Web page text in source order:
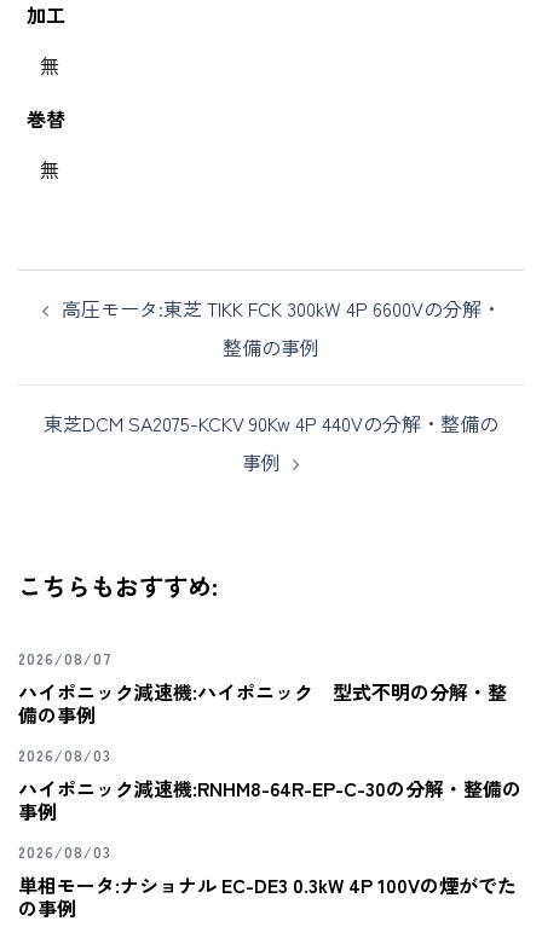
加工
無
巻替
無
高圧モータ:東芝 TIKK FCK 300kW 4P 6600Vの分解・
整備の事例
東芝DCM SA2075-KCKV 90Kw 4P 440Vの分解・整備の
事例
こちらもおすすめ:
2026/08/07
ハイポニック減速機:ハイポニック 型式不明の分解・整
備の事例
2026/08/03
ハイポニック減速機:RNHM8-64R-EP-C-30の分解・整備の
事例
2026/08/03
単相モータ:ナショナル EC-DE3 0.3kW 4P 100Vの煙がでた
の事例